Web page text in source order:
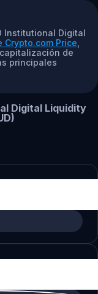
Institutional Digital
Crypto.com Price
de
principales
Digital Liquidity